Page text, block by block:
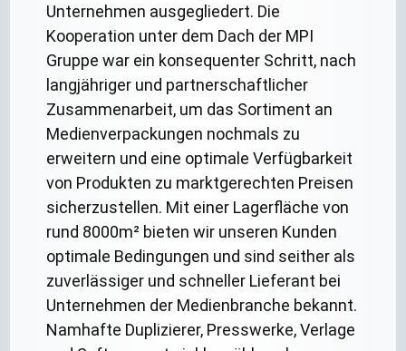
Unternehmen ausgegliedert. Die
Kooperation unter dem Dach der MPI
Gruppe war ein konsequenter Schritt, nach
langjähriger und partnerschaftlicher
Zusammenarbeit, um das Sortiment an
Medienverpackungen nochmals zu
erweitern und eine optimale Verfügbarkeit
von Produkten zu marktgerechten Preisen
sicherzustellen. Mit einer Lagerfläche von
rund 8000m² bieten wir unseren Kunden
optimale Bedingungen und sind seither als
zuverlässiger und schneller Lieferant bei
Unternehmen der Medienbranche bekannt.
Namhafte Duplizierer, Presswerke, Verlage